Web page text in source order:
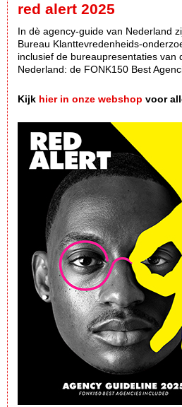
red alert 2025
In dè agency-guide van Nederland
Bureau Klanttevredenheids-
inclusief de bureaupresentaties van
Nederland: de FONK150 Best
Kijk hier in onze webshop voor